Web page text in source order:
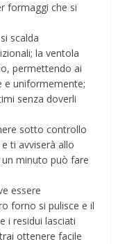
formaggi che si
scalda
la ventola
permettendo ai
e uniformemente;
senza doverli
sotto controllo
ti avviserà allo
minuto può fare
essere
forno si pulisce e il
i residui lasciati
ottenere facile